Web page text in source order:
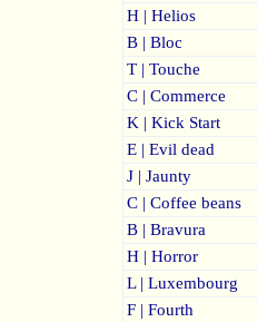
H | Helios
B | Bloc
T | Touche
C | Commerce
K | Kick Start
E | Evil dead
J | Jaunty
C | Coffee beans
B | Bravura
H | Horror
L | Luxembourg
F | Fourth